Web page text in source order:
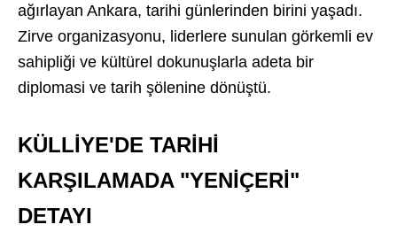
ağırlayan Ankara, tarihi günlerinden birini yaşadı.
Zirve organizasyonu, liderlere sunulan görkemli ev
sahipliği ve kültürel dokunuşlarla adeta bir
diplomasi ve tarih şölenine dönüştü.
KÜLLİYE'DE TARİHİ
KARŞILAMADA "YENİÇERİ"
DETAYI